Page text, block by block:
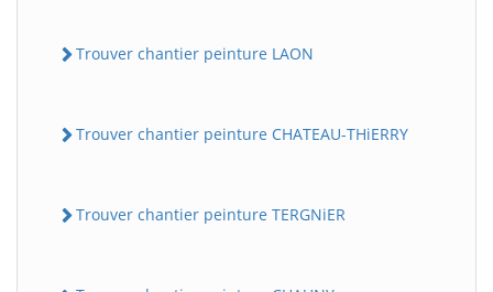
Trouver chantier peinture LAON
Trouver chantier peinture CHATEAU-THiERRY
Trouver chantier peinture TERGNiER